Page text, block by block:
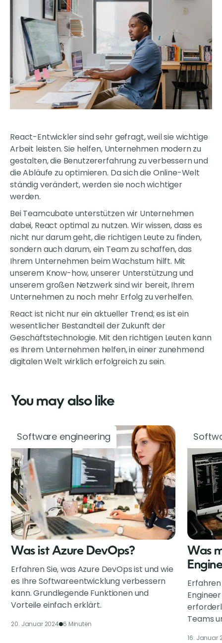
React-Entwickler sind sehr gefragt, weil sie wichtige
Arbeit leisten. Sie helfen, Unternehmen modern zu
gestalten, die Benutzererfahrung zu verbessern und
die Abläufe zu optimieren. Da sich die Online-Welt
ständig verändert, werden sie noch wichtiger
werden.
Bei Teamcubate unterstützen wir Unternehmen
dabei, React optimal zu nutzen. Wir wissen, dass es
nicht nur darum geht, die richtigen Leute zu finden,
sondern auch darum, ein Team zu schaffen, das
Ihrem Unternehmen beim Wachstum hilft. Mit
unserem Know-how, unserer Unterstützung und
unserem großen Netzwerk sind wir bereit, Ihrem
Unternehmen zu noch mehr Erfolg zu verhelfen.
React ist nicht nur ein aktueller Trend; es ist ein
wesentlicher Bestandteil der Zukunft der
Geschäftstechnologie. Mit den richtigen Leuten kann
es Ihrem Unternehmen helfen, in einer zunehmend
digitalen Welt wirklich erfolgreich zu sein.
You may also like
Software engineering
Was ist Azure DevOps?
Erfahren Sie, was Azure DevOps ist und wie
es Ihre Softwareentwicklung verbessern
kann. Grundlegende Funktionen und
Vorteile einfach erklärt.
20. Januar 2024 6 Minuten
Was
Teams
16. Januar